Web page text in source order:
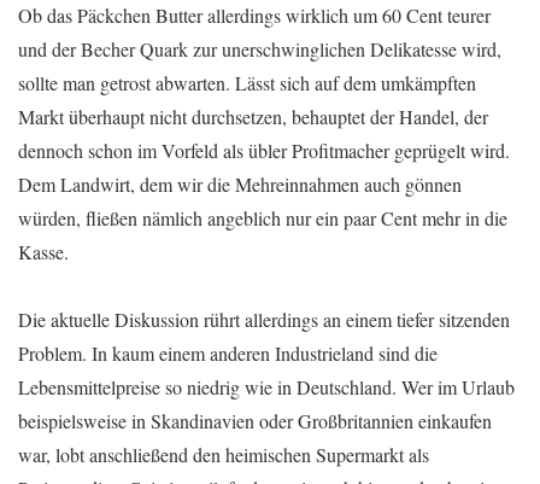
Ob das Päckchen Butter allerdings wirklich um 60 Cent teurer
und der Becher Quark zur unerschwinglichen Delikatesse wird,
sollte man getrost abwarten. Lässt sich auf dem umkämpften
Markt überhaupt nicht durchsetzen, behauptet der Handel, der
dennoch schon im Vorfeld als übler Profitmacher geprügelt wird.
Dem Landwirt, dem wir die Mehreinnahmen auch gönnen
würden, fließen nämlich angeblich nur ein paar Cent mehr in die
Kasse.
Die aktuelle Diskussion rührt allerdings an einem tiefer sitzenden
Problem. In kaum einem anderen Industrieland sind die
Lebensmittelpreise so niedrig wie in Deutschland. Wer im Urlaub
beispielsweise in Skandinavien oder Großbritannien einkaufen
war, lobt anschließend den heimischen Supermarkt als